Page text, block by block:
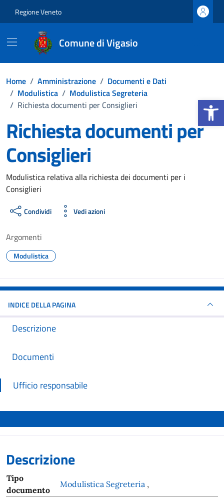
Apri la
Regione Veneto
Comune di Vigasio
Home / Amministrazione / Documenti e Dati
/ Modulistica / Modulistica Segreteria
/ Richiesta documenti per Consiglieri
Richiesta documenti per
Consiglieri
Dettagli del documento
Modulistica relativa alla richiesta dei documenti per i
Consiglieri
Condividi Vedi azioni
Argomenti
Modulistica
INDICE DELLA PAGINA
Descrizione
Documenti
Ufficio responsabile
Descrizione
Tipo
documento
Modulistica Segreteria ,